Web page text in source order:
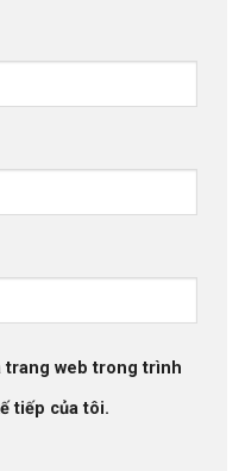
trang web trong trình
tiếp của tôi.